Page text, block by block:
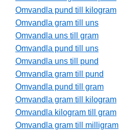
Omvandla pund till kilogram
Omvandla gram till uns
Omvandla uns till gram
Omvandla pund till uns
Omvandla uns till pund
Omvandla gram till pund
Omvandla pund till gram
Omvandla gram till kilogram
Omvandla kilogram till gram
Omvandla gram till milligram